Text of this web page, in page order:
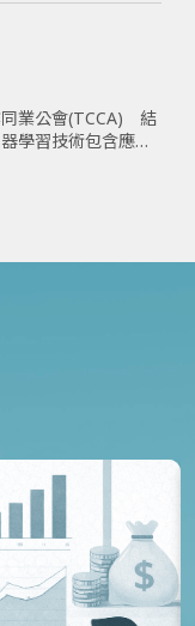
同業公會(TCCA) 結
學習技術包含應用